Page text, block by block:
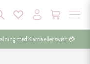
med Klarna eller swish 💳